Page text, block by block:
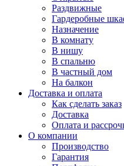
Раздвижные
Гардеробные
Назначение
В комнату
В нишу
В спальню
В частный дом
На балкон
Доставка и оплата
Как сделать заказ
Доставка
Оплата и
О компании
Производство
Гарантия